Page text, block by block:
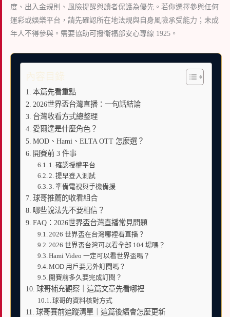
度、出入金規則、風險提醒與讀者保護為優先。若你選擇參與任何
運彩或娛樂平台，請先確認所在地法規與自身風險承受能力；未成
年人不得參與。需要協助可撥衛福部安心專線 1925。
內容目錄
本篇先看重點
2026世界盃台灣直播：一句話結論
台灣收看方式總整理
愛爾達是什麼角色？
MOD、Hami、ELTA OTT 怎麼選？
開賽前 3 件事
1. 確認授權平台
2. 提早登入測試
3. 準備電視與手機備援
球哥推薦的收看組合
哪些說法先不要相信？
FAQ：2026世界盃台灣直播常見問題
2026 世界盃在台灣哪裡看直播？
2026 世界盃台灣可以看全部 104 場嗎？
Hami Video 一定可以看世界盃嗎？
MOD 用戶要另外訂閱嗎？
開賽前多久要完成訂閱？
球哥補充觀察｜這篇文章先看哪裡
球哥的資料核對方式
球哥賽前追蹤清單｜這篇後續會怎麼更新